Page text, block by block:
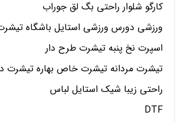
کارگو شلوار راحتی بگ لق جوراب
ورزشی دورس ورزشی استایل باشگاه
اسپرت نخ پنبه تیشرت طرح دار
تیشرت مردانه تیشرت خاص بهاره تیشرت
راحتی زیبا شیک استایل لباس
DTF